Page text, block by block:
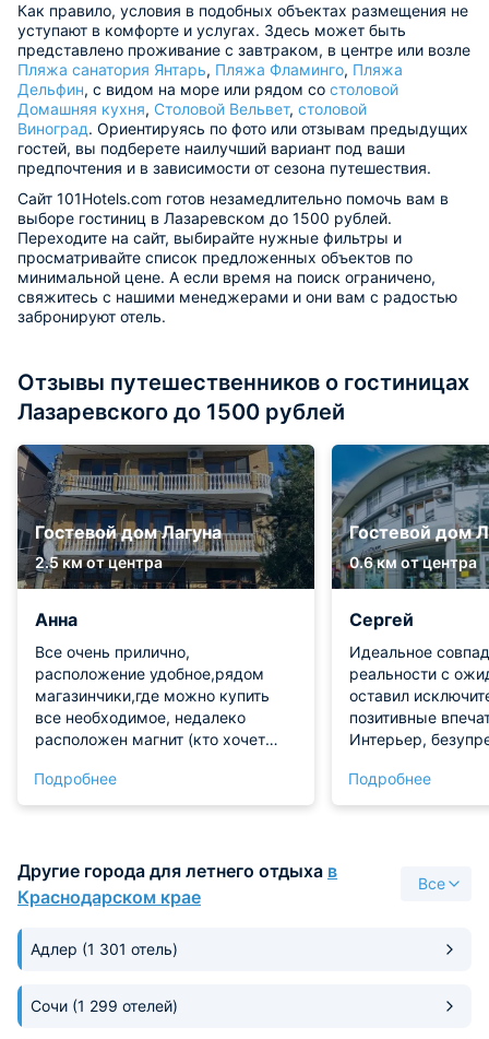
Как правило, условия в подобных объектах размещения не
уступают в комфорте и услугах. Здесь может быть
представлено проживание с завтраком, в центре или возле
Пляжа санатория Янтарь, Пляжа Фламинго, Пляжа
Дельфин, с видом на море или рядом со столовой
Домашняя кухня, Столовой Вельвет, столовой
Виноград. Ориентируясь по фото или отзывам предыдущих
гостей, вы подберете наилучший вариант под ваши
предпочтения и в зависимости от сезона путешествия.
Сайт 101Hotels.com готов незамедлительно помочь вам в
выборе гостиниц в Лазаревском до 1500 рублей.
Переходите на сайт, выбирайте нужные фильтры и
просматривайте список предложенных объектов по
минимальной цене. А если время на поиск ограничено,
свяжитесь с нашими менеджерами и они вам с радостью
забронируют отель.
Отзывы путешественников о гостиницах
Лазаревского до 1500 рублей
Гостевой дом Лагуна
2.5 км от центра
Анна
Все очень прилично,
расположение удобное,рядом
магазинчики,где можно купить
все необходимое, недалеко
расположен магнит (кто хочет
приятный и тихий!
Подробнее
Гостевой дом
0.6 км от центра
Сергей
Идеальное
реальности с
оставил
позитивные
Интерьер,
соответствии с
сайте. Мои
искреннюю
внимательное,
любовь к своей
Подробнее
Другие города для летнего отдыха в
Краснодарском крае
Все
Адлер (1 301 отель)
Сочи (1 299 отелей)